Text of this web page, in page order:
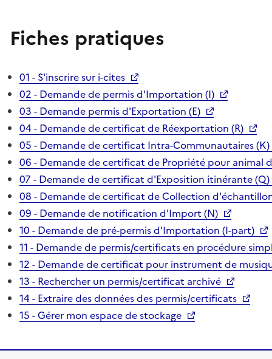
Fiches pratiques
01 - S'inscrire sur i-cites
02 - Demande de permis d'Importation (I)
03 - Demande permis d'Exportation (E)
04 - Demande de certificat de Réexportation (R)
05 - Demande de certificat Intra-Communautaires (K)
06 - Demande de certificat de Propriété pour animal
07 - Demande de certificat d'Exposition itinérante (Q)
08 - Demande de certificat de Collection
09 - Demande de notification d'Import (N)
10 - Demande de pré-permis d'Importation (I-part)
11 - Demande de permis/certificats en procédure
12 - Demande de certificat pour instrument de
13 - Rechercher un permis/certificat archivé
14 - Extraire des données des permis/certificats
15 - Gérer mon espace de stockage